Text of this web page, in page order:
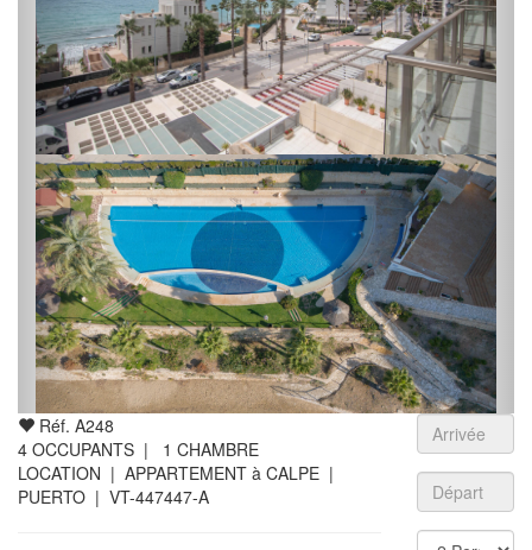
Réf. A248
4 OCCUPANTS | 1 CHAMBRE
LOCATION | APPARTEMENT à CALPE |
PUERTO | VT-447447-A